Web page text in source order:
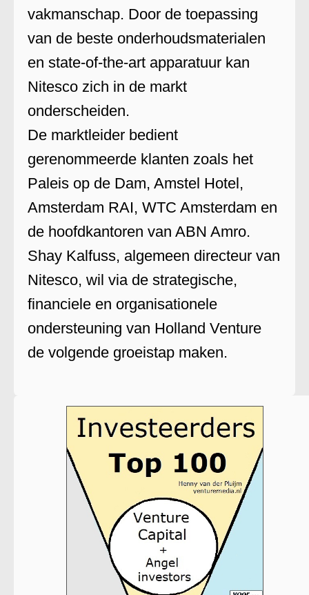
vakmanschap. Door de toepassing
van de beste onderhoudsmaterialen
en state-of-the-art apparatuur kan
Nitesco zich in de markt
onderscheiden.
De marktleider bedient
gerenommeerde klanten zoals het
Paleis op de Dam, Amstel Hotel,
Amsterdam RAI, WTC Amsterdam en
de hoofdkantoren van ABN Amro.
Shay Kalfuss, algemeen directeur van
Nitesco, wil via de strategische,
financiele en organisationele
ondersteuning van Holland Venture
de volgende groeistap maken.